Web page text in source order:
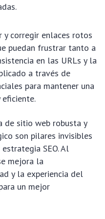
y corregir enlaces rotos
puedan frustrar tanto a
en las URLs y la
a través de
para mantener una
de sitio web robusta y
son pilares invisibles
SEO. Al
mejora la
y la experiencia del
un mejor